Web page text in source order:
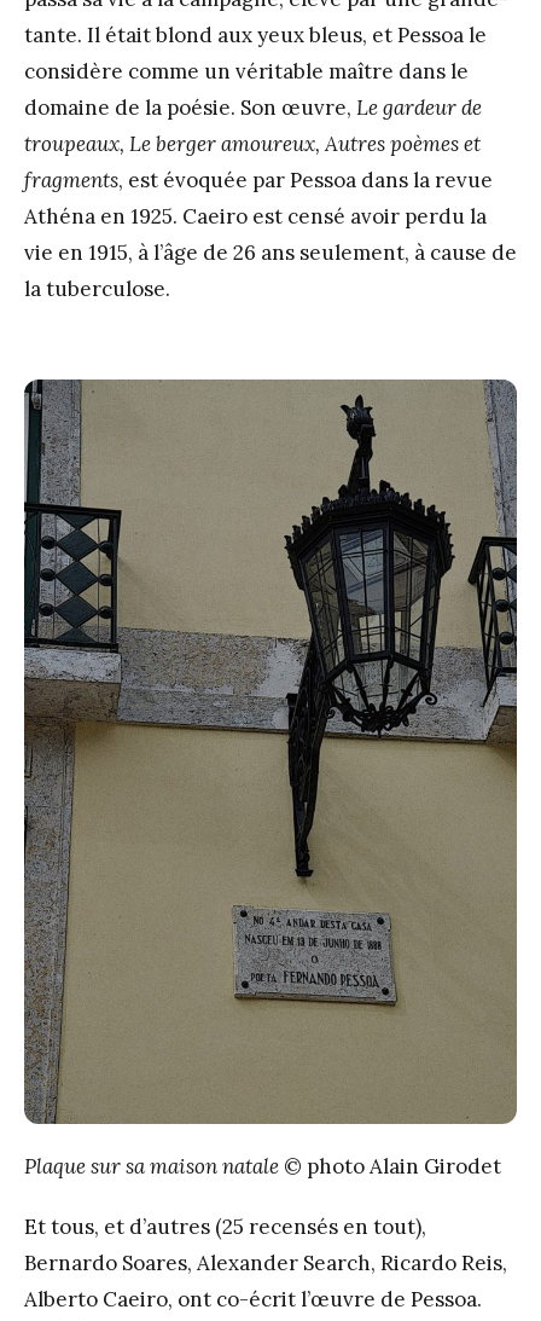
tante. Il était blond aux yeux bleus, et Pessoa le
considère comme un véritable maître dans le
domaine de la poésie. Son œuvre, Le gardeur de
troupeaux, Le berger amoureux, Autres poèmes et
fragments, est évoquée par Pessoa dans la revue
Athéna en 1925. Caeiro est censé avoir perdu la
vie en 1915, à l’âge de 26 ans seulement, à cause de
la tuberculose.
Plaque sur sa maison natale © photo Alain Girodet
Et tous, et d’autres (25 recensés en tout),
Bernardo Soares, Alexander Search, Ricardo Reis,
Alberto Caeiro, ont co-écrit l’œuvre de Pessoa.